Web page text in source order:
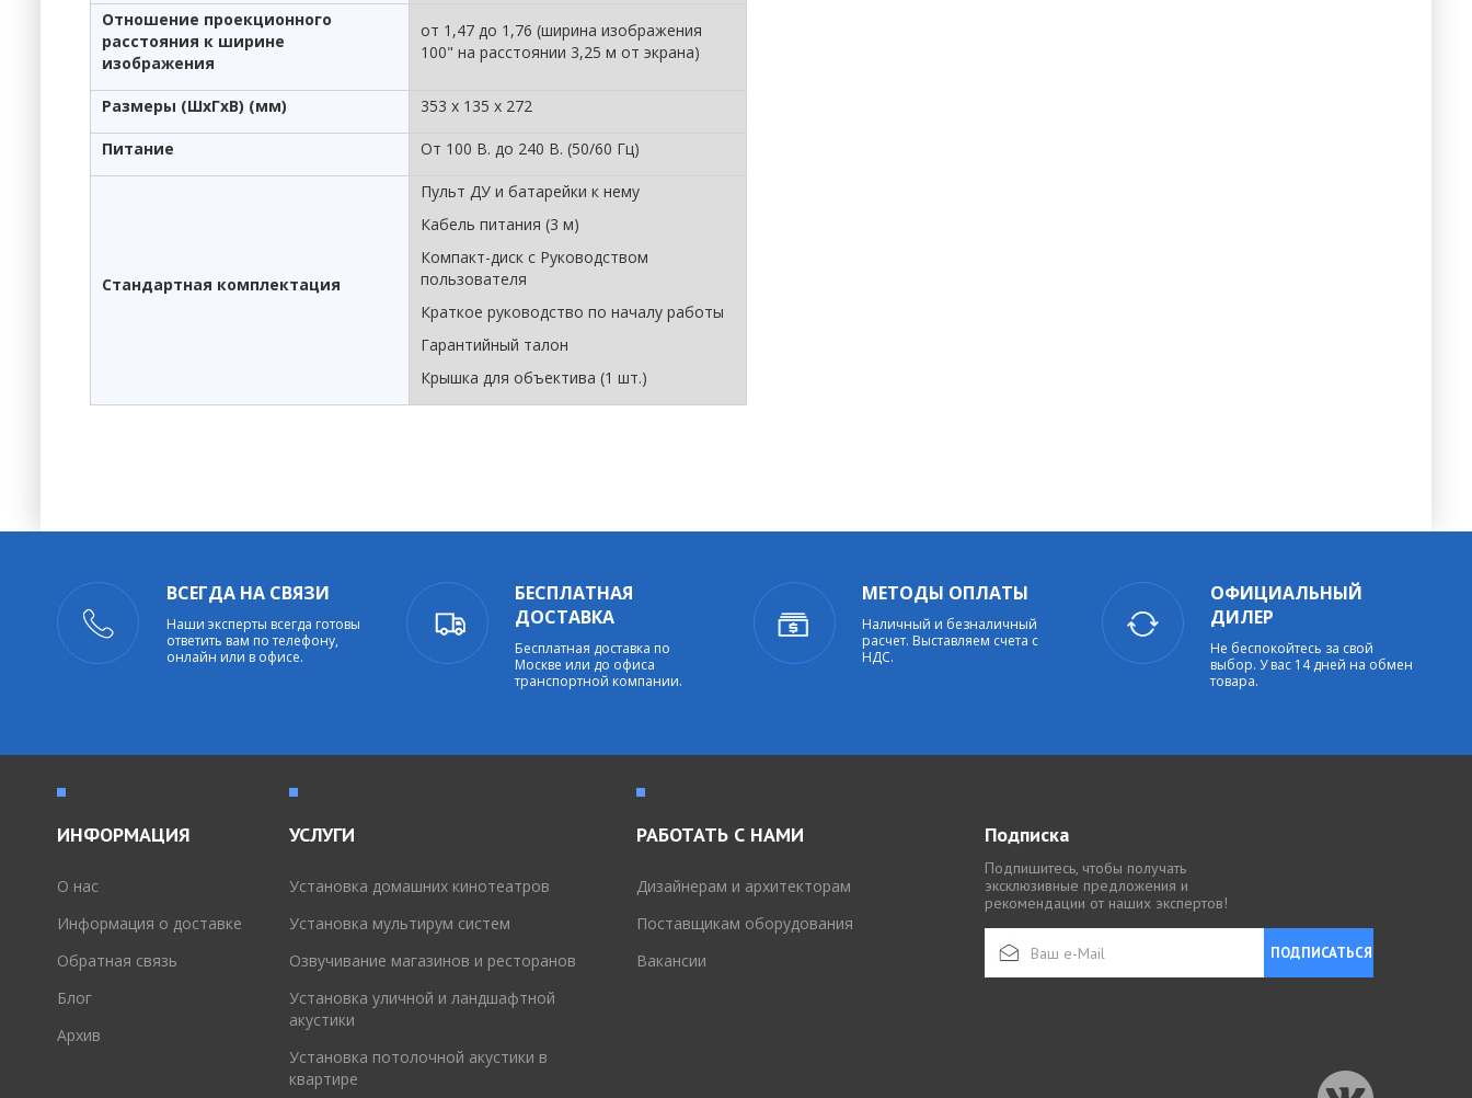
Отношение проекционного
расстояния к ширине
изображения
от 1,47 до 1,76 (ширина изображения
100" на расстоянии 3,25 м от экрана)
Размеры (ШхГхВ) (мм) 353 x 135 x 272
Питание От 100 В. до 240 В. (50/60 Гц)
Стандартная комплектация
Пульт ДУ и батарейки к нему
Кабель питания (3 м)
Компакт-диск с Руководством
пользователя
Краткое руководство по началу работы
Гарантийный талон
Крышка для объектива (1 шт.)
ВСЕГДА НА СВЯЗИ
Наши эксперты всегда готовы
ответить вам по телефону,
онлайн или в офисе.
БЕСПЛАТНАЯ
ДОСТАВКА
Бесплатная доставка по
Москве или до офиса
транспортной компании.
МЕТОДЫ ОПЛАТЫ
Наличный и безналичный
расчет. Выставляем счета с
НДС.
ОФИЦИАЛЬНЫЙ
ДИЛЕР
Не беспокойтесь за свой
выбор. У вас 14 дней на обмен
товара.
ИНФОРМАЦИЯ
O нас
Информация о доставке
Обратная связь
Блог
Архив
УСЛУГИ
Установка домашних кинотеатров
Установка мультирум систем
Озвучивание магазинов и ресторанов
Установка уличной и ландшафтной
акустики
Установка потолочной акустики в
квартире
РАБОТАТЬ С НАМИ
Дизайнерам и архитекторам
Поставщикам оборудования
Вакансии
Подписка
Подпишитесь, чтобы получать
эксклюзивные предложения и
рекомендации от наших экспертов!
ПОДПИСАТЬСЯ